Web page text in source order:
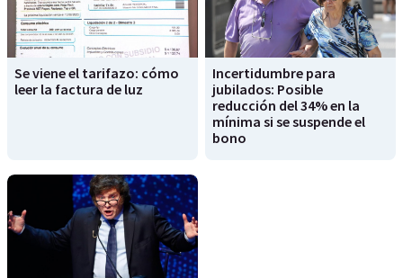
Se viene el tarifazo: cómo
leer la factura de luz
Incertidumbre para
jubilados: Posible
reducción del 34% en la
mínima si se suspende el
bono